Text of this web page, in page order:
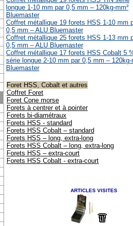
longue 1-10 mm par 0,5 mm – 120kg-mm²
Bluemaster
Coffret métallique 19 forets HSS 1-10 mm
0,5 mm – ALU Bluemaster
Coffret métallique 25 forets HSS 1-13 mm
0,5 mm – ALU Bluemaster
Coffret métallique 17 forets HSS Cobalt 5
série longue 2-10 mm par 0,5 mm – 120kg-
Bluemaster
Foret HSS, Cobalt et autres
Coffret Foret
Foret Cone morse
Forets à centrer et à pointer
Forets bi-diamétraux
Forets HSS - standard
Forets HSS Cobalt – standard
Forets HSS – long, extra-long
Forets HSS Cobalt – long, extra-long
Forets HSS – extra-court
Forets HSS Cobalt - extra-court